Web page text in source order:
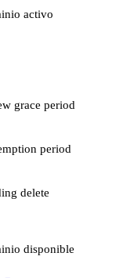
activo
grace period
period
delete
disponible